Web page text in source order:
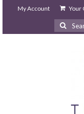
My Account Your
Search
for: